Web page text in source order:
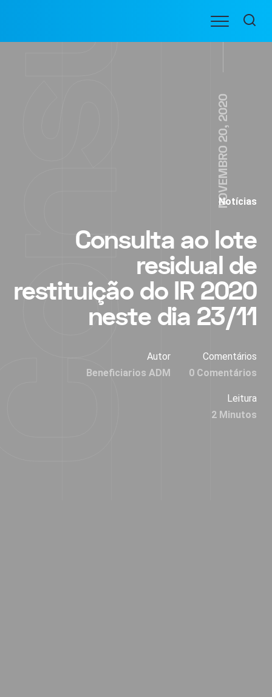
BENEFICIARIOS
Menu
NOVEMBRO 20, 2020
Notícias
Consulta ao lote
residual de
restituição do IR 2020
neste dia 23/11
Autor
Beneficiarios ADM
Comentários
0 Comentários
Leitura
2 Minutos